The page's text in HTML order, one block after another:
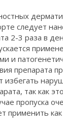
следует
2-3 раза в
и
препарата
избегать
так как
пропуска
применить